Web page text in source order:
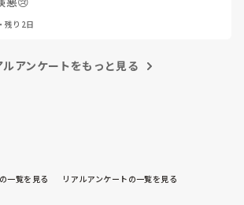
残り2日
ルアンケートをもっと見る
一覧を見る リアルアンケートの一覧を見る